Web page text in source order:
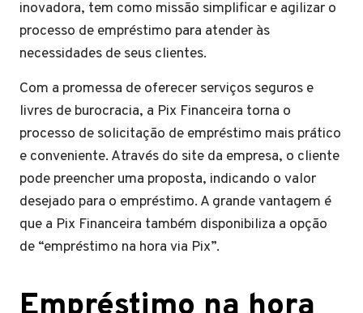
inovadora, tem como missão simplificar e agilizar o
processo de empréstimo para atender às
necessidades de seus clientes.
Com a promessa de oferecer serviços seguros e
livres de burocracia, a Pix Financeira torna o
processo de solicitação de empréstimo mais prático
e conveniente. Através do site da empresa, o cliente
pode preencher uma proposta, indicando o valor
desejado para o empréstimo. A grande vantagem é
que a Pix Financeira também disponibiliza a opção
de “empréstimo na hora via Pix”.